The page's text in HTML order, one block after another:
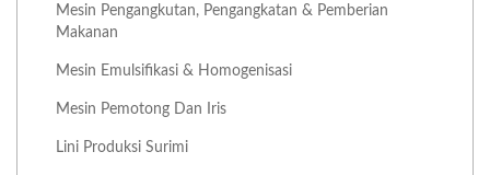
Mesin Pengangkutan, Pengangkatan & Pemberian
Makanan
Mesin Emulsifikasi & Homogenisasi
Mesin Pemotong Dan Iris
Lini Produksi Surimi